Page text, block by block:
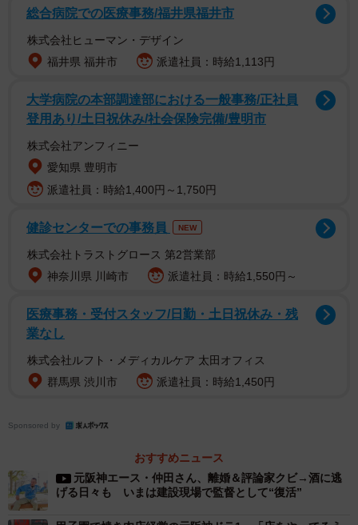
■20歳だった僕に初孫が
「小学1年からお父さんに甲子園に連れて行ってもらって、
気がついたら金本ばっかり応援してた。監督では優勝でき
活躍してくれた」と笑顔の大阪府高槻市の加藤陽菜さん
（24）。宝物だという、金本知憲選手の背番号「６」の直
筆サイン入りユニフォームで歓喜の瞬間を見届けた。父の
浩之さん（58）は85年当時、20歳。三女は2003年生まれ。
今年、長女に初孫が生まれ、おじいちゃんになった。「あ
れから人生も阪神も、あれやこれや、ええことも大変なこ
ともあった。苦節38年。本当に嬉しい。選手たちが子ども
みたいな年齢になっても、ずっと同じ気持ちで応援して
る。僕の人生そのものです」
■85年世代
バース、掛布、岡田、真弓…。伝説の最強打線を擁して
日本一を成し遂げた1985年世代のユニフォーム姿のファン
（62）は当時24歳。「選手時代の岡田はもう凄い打った。
つ。その岡田が監督になって、チームも凄く変わった。采
配は頭脳的だし、選手たちもちゃんとして…ほんま凄い」
と感無量。奈良県の池田大作さん（57）は大学生で日本一
総合病院での医療事務/福井県福井市
株式会社ヒューマン・デザイン
福井県 福井市
派遣社員：時給1,113円
大学病院の本部調達部における一般事務/正社員
登用あり/土日祝休み/社会保険完備/豊明市
株式会社アンフィニー
愛知県 豊明市
派遣社員：時給1,400円～1,750円
健診センターでの事務員 NEW
株式会社トラストグロース 第2営業部
神奈川県 川崎市
派遣社員：時給1,550円～
医療事務・受付スタッフ/日勤・土日祝休み・残
業なし
株式会社ルフト・メディカルケア 太田オフィス
群馬県 渋川市
派遣社員：時給1,450円
Sponsored by
おすすめニュース
元阪神エース・仲田さん、離婚＆評論家クビ→酒に逃
げる日々も いまは建設現場で監督として“復活”